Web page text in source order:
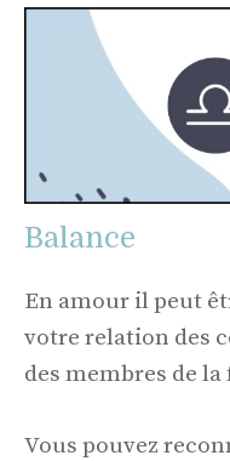
Balance
En amour il peut
votre relation des
des membres de
Vous pouvez